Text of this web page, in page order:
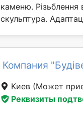
каменю.
скульптура.
Компания
Киев (Может
Реквизиты